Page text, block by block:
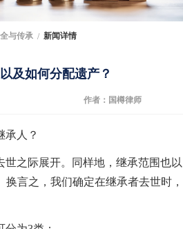
与传承 / 新闻详情
及如何分配遗产？
作者：国樽律师
承人？
世之际展开。同样地，继承范围也以
言之，我们确定在继承者去世时，